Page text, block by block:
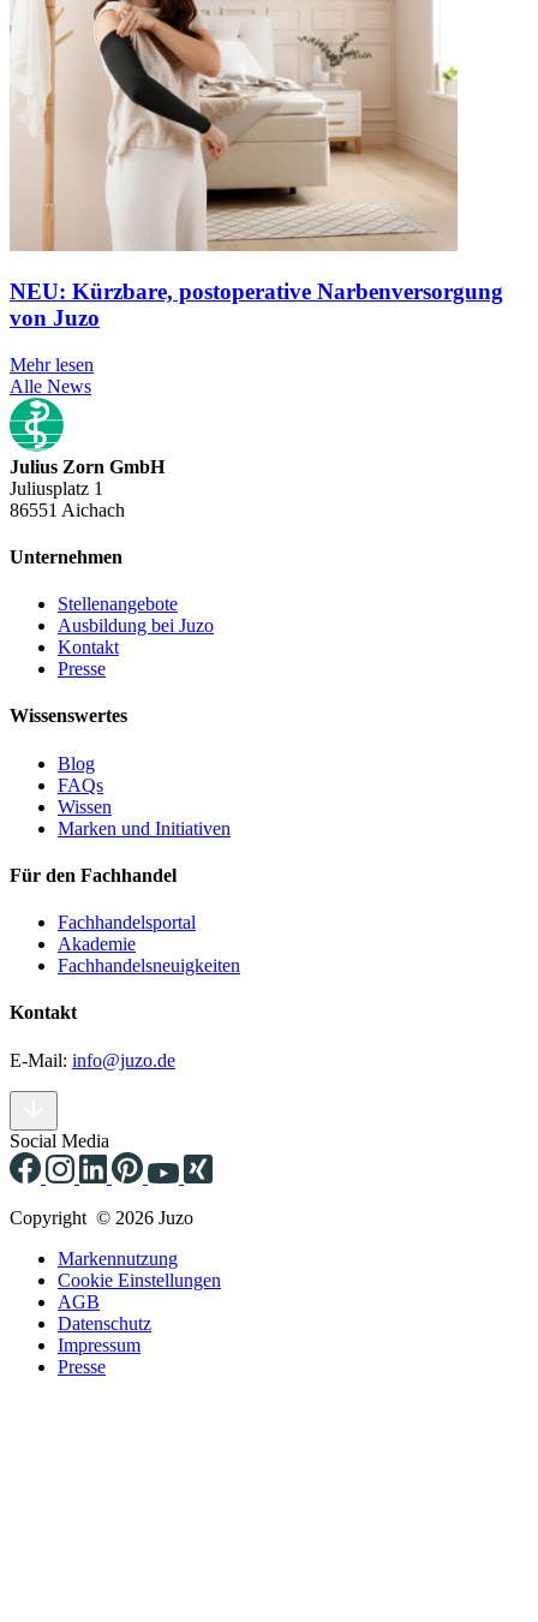
NEU: Kürzbare, postoperative Narbenversorgung
von Juzo
Mehr lesen
Alle News
Julius Zorn GmbH
Juliusplatz 1
86551 Aichach
Unternehmen
Stellenangebote
Ausbildung bei Juzo
Kontakt
Presse
Wissenswertes
Blog
FAQs
Wissen
Marken und Initiativen
Für den Fachhandel
Fachhandelsportal
Akademie
Fachhandelsneuigkeiten
Kontakt
E-Mail: info@juzo.de
Social Media
Copyright © 2026 Juzo
Markennutzung
Cookie Einstellungen
AGB
Datenschutz
Impressum
Presse